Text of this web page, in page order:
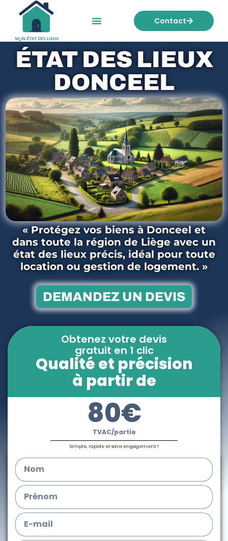
Contact
ÉTAT DES LIEUX
DONCEEL
« Protégez vos biens à Donceel et
dans toute la région de Liège avec un
état des lieux précis, idéal pour toute
location ou gestion de logement. »
DEMANDEZ UN DEVIS
Obtenez votre devis
gratuit en 1 clic
Qualité et précision
à partir de
80€
TVAC/partie
Simple, rapide et sans engagement !